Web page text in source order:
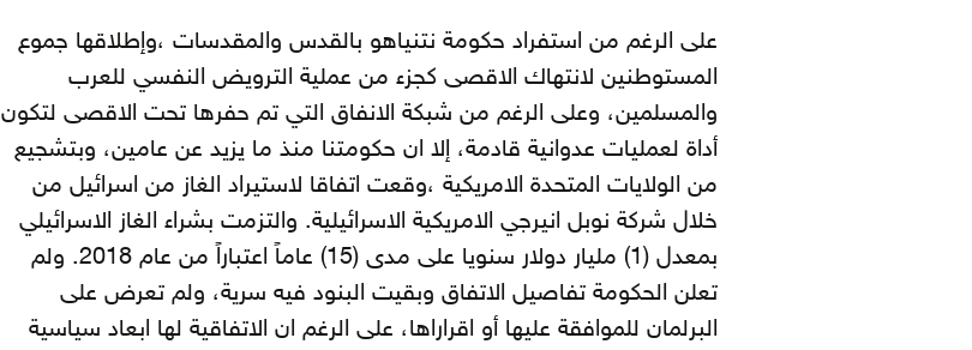
على الرغم من استفراد حكومة نتنياهو بالقدس والمقدسات ،وإطلاقها جموع
المستوطنين لانتهاك الاقصى كجزء من عملية الترويض النفسي للعرب
والمسلمين، وعلى الرغم من شبكة الانفاق التي تم حفرها تحت الاقصى لتكون
أداة لعمليات عدوانية قادمة، إلا ان حكومتنا منذ ما يزيد عن عامين، وبتشجيع
من الولايات المتحدة الامريكية ،وقعت اتفاقا لاستيراد الغاز من اسرائيل من
خلال شركة نوبل انيرجي الامريكية الاسرائيلية. والتزمت بشراء الغاز الاسرائيلي
بمعدل (1) مليار دولار سنويا على مدى (15) عاماً اعتباراً من عام 2018. ولم
تعلن الحكومة تفاصيل الاتفاق وبقيت البنود فيه سرية، ولم تعرض على
البرلمان للموافقة عليها أو اقراراها، على الرغم ان الاتفاقية لها ابعاد سياسية